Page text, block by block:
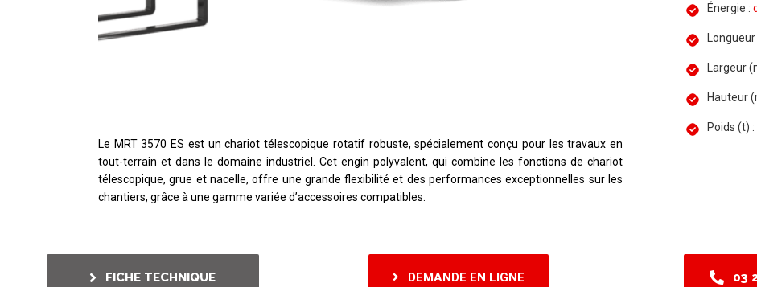
Le MRT 3570 ES est un chariot télescopique rotatif robuste, spécialement conçu pour les travaux en
tout-terrain et dans le domaine industriel. Cet engin polyvalent, qui combine les fonctions de chariot
télescopique, grue et nacelle, offre une grande flexibilité et des performances exceptionnelles sur les
chantiers, grâce à une gamme variée d’accessoires compatibles.
Énergie :
Largeur
Hauteur
Poids (t) :
FICHE TECHNIQUE DEMANDE EN LIGNE 03